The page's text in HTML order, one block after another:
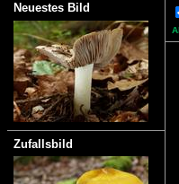
Neuestes Bild
Zufallsbild